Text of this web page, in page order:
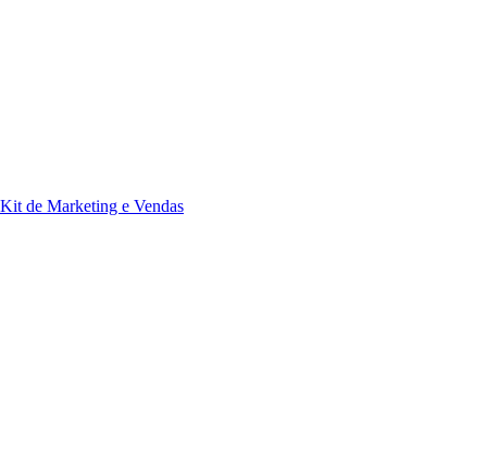
Kit de Marketing e Vendas